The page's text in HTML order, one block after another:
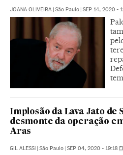
JOANA OLIVEIRA | São Paulo | SEP 14, 2020 -
Implosão da Lava Jato de
desmonte da operação
Aras
GIL ALESSI | São Paulo | SEP 04, 2020 - 19:18